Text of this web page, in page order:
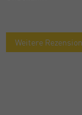
Weitere